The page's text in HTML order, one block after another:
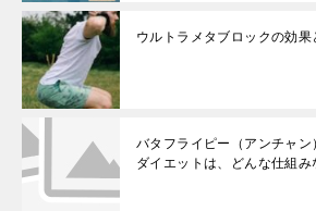
ウルトラメタブロックの効果
バタフライピー（アンチャ
ダイエットは、どんな仕組み